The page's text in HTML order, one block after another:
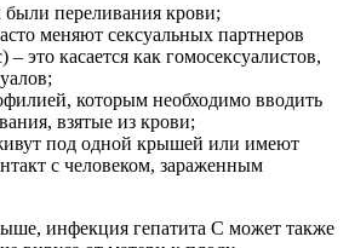
переливания крови;
меняют сексуальных партнеров
– это касается как гомосексуалистов,
которым необходимо вводить
взятые из крови;
под одной крышей или имеют
с человеком, зараженным
инфекция гепатита С может также